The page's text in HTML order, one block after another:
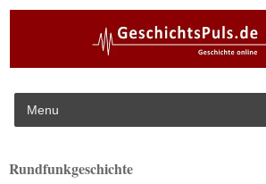
Skip to content
Rundfunkgeschichte